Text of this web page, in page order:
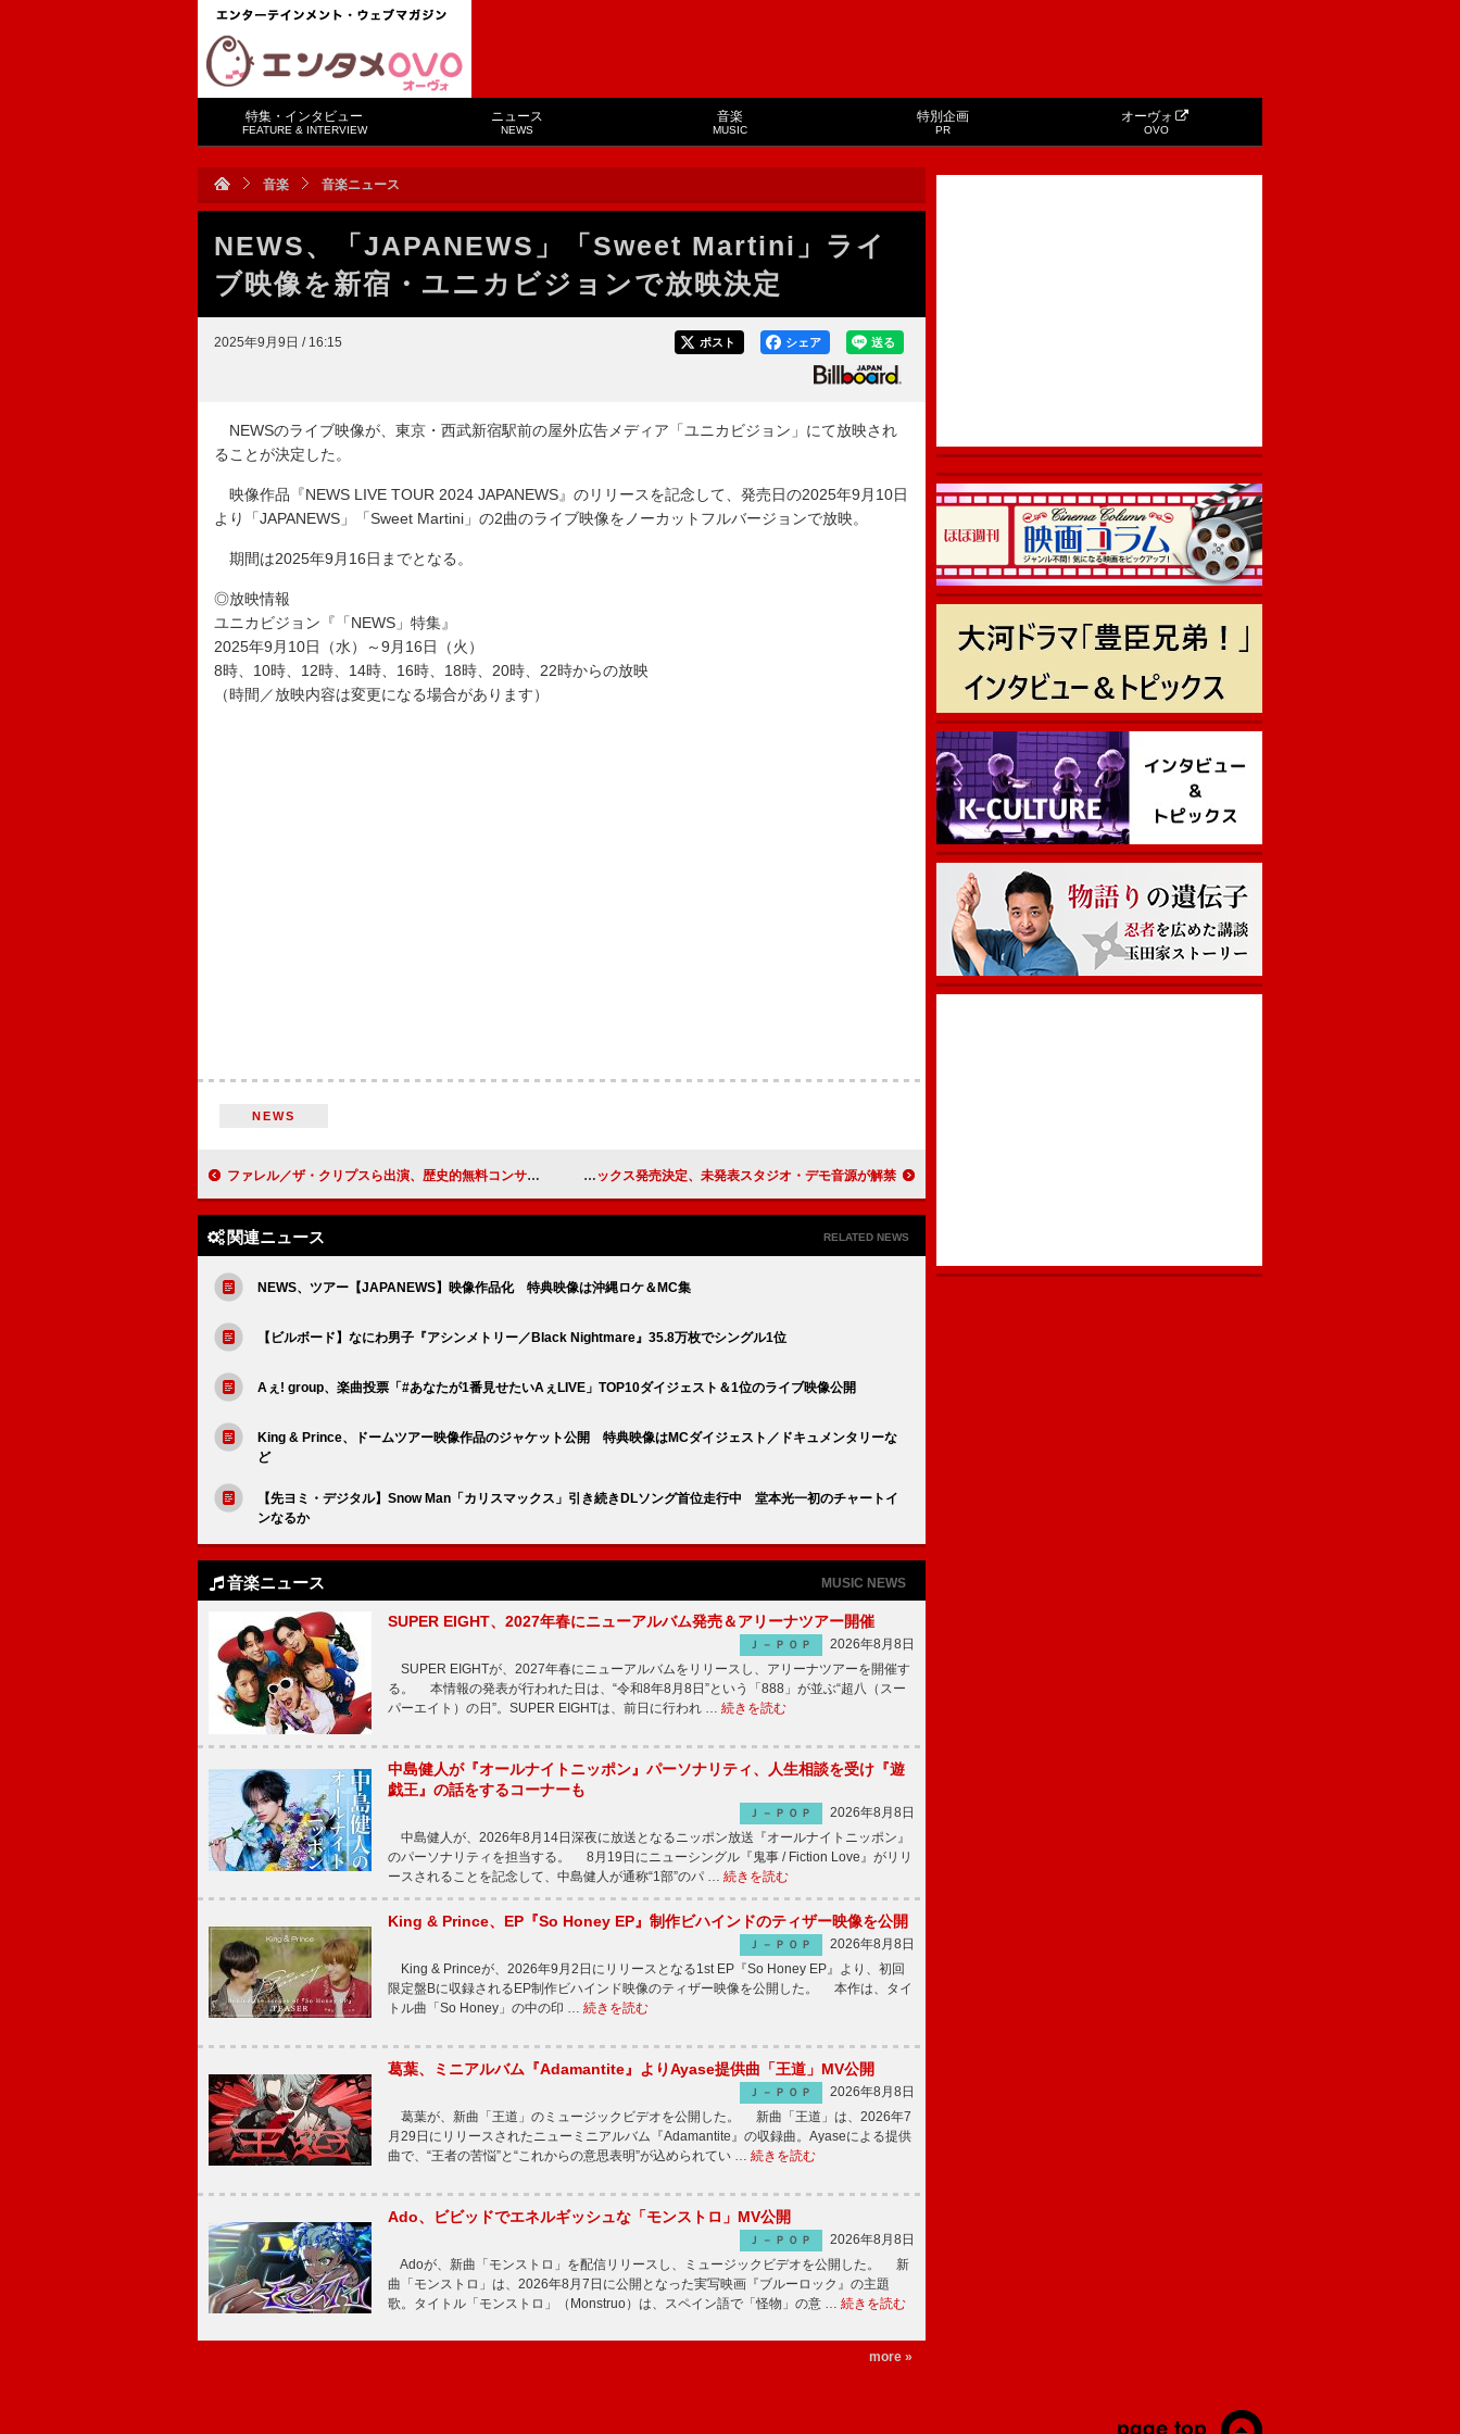
特集・インタビュー
FEATURE & INTERVIEW
ニュース
NEWS
音楽
MUSIC
特別企画
PR
オーヴォ
OVO
音楽 音楽ニュース
NEWS、「JAPANEWS」「Sweet Martini」ライ
ブ映像を新宿・ユニカビジョンで放映決定
2025年9月9日 / 16:15 送る
シェア
ポスト
NEWSのライブ映像が、東京・西武新宿駅前の屋外広告メディア「ユニカビジョン」にて放映され
ることが決定した。
映像作品『NEWS LIVE TOUR 2024 JAPANEWS』のリリースを記念して、発売日の2025年9月10日
より「JAPANEWS」「Sweet Martini」の2曲のライブ映像をノーカットフルバージョンで放映。
期間は2025年9月16日までとなる。
◎放映情報
ユニカビジョン『「NEWS」特集』
2025年9月10日（水）～9月16日（火）
8時、10時、12時、14時、16時、18時、20時、22時からの放映
（時間／放映内容は変更になる場合があります）
NEWS
ファレル／ザ・クリプスら出演、歴史的無料コンサート【Grace for the World】がバチカン市国で開催 故ジミ・ヘンドリックス『ボールド・アズ・ラヴ』DXボックス発売決定、未発表スタジオ・デモ音源が解禁
関連ニュース RELATED NEWS
NEWS、ツアー【JAPANEWS】映像作品化 特典映像は沖縄ロケ＆MC集
【ビルボード】なにわ男子『アシンメトリー／Black Nightmare』35.8万枚でシングル1位
Aぇ! group、楽曲投票「#あなたが1番見せたいAぇLIVE」TOP10ダイジェスト＆1位のライブ映像公開
King & Prince、ドームツアー映像作品のジャケット公開 特典映像はMCダイジェスト／ドキュメンタリーな
ど
【先ヨミ・デジタル】Snow Man「カリスマックス」引き続きDLソング首位走行中 堂本光一初のチャートイ
ンなるか
音楽ニュース MUSIC NEWS
SUPER EIGHT、2027年春にニューアルバム発売＆アリーナツアー開催
Ｊ－ＰＯＰ
2026年8月8日
SUPER EIGHTが、2027年春にニューアルバムをリリースし、アリーナツアーを開催す
る。 本情報の発表が行われた日は、“令和8年8月8日”という「888」が並ぶ“超八（スー
パーエイト）の日”。SUPER EIGHTは、前日に行われ … 続きを読む
中島健人が『オールナイトニッポン』パーソナリティ、人生相談を受け『遊
戯王』の話をするコーナーも
Ｊ－ＰＯＰ
2026年8月8日
中島健人が、2026年8月14日深夜に放送となるニッポン放送『オールナイトニッポン』
のパーソナリティを担当する。 8月19日にニューシングル『鬼事 / Fiction Love』がリリ
ースされることを記念して、中島健人が通称“1部”のパ … 続きを読む
King & Prince、EP『So Honey EP』制作ビハインドのティザー映像を公開
Ｊ－ＰＯＰ
2026年8月8日
King & Princeが、2026年9月2日にリリースとなる1st EP『So Honey EP』より、初回
限定盤Bに収録されるEP制作ビハインド映像のティザー映像を公開した。 本作は、タイ
トル曲「So Honey」の中の印 … 続きを読む
葛葉、ミニアルバム『Adamantite』よりAyase提供曲「王道」MV公開
Ｊ－ＰＯＰ
2026年8月8日
葛葉が、新曲「王道」のミュージックビデオを公開した。 新曲「王道」は、2026年7
月29日にリリースされたニューミニアルバム『Adamantite』の収録曲。Ayaseによる提供
曲で、“王者の苦悩”と“これからの意思表明”が込められてい … 続きを読む
Ado、ビビッドでエネルギッシュな「モンストロ」MV公開
Ｊ－ＰＯＰ
2026年8月8日
Adoが、新曲「モンストロ」を配信リリースし、ミュージックビデオを公開した。 新
曲「モンストロ」は、2026年8月7日に公開となった実写映画『ブルーロック』の主題
歌。タイトル「モンストロ」（Monstruo）は、スペイン語で「怪物」の意 … 続きを読む
more »